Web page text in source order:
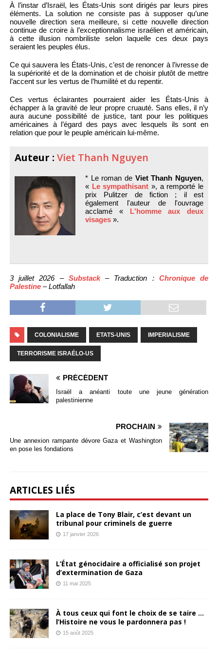
À l’instar d’Israël, les États-Unis sont dirigés par leurs pires
éléments. La solution ne consiste pas à supposer qu’une
nouvelle direction sera meilleure, si cette nouvelle direction
continue de croire à l’exceptionnalisme israélien et américain,
à cette illusion nombriliste selon laquelle ces deux pays
seraient les peuples élus.
Ce qui sauvera les États-Unis, c’est de renoncer à l’ivresse de
la supériorité et de la domination et de choisir plutôt de mettre
l’accent sur les vertus de l’humilité et du repentir.
Ces vertus éclairantes pourraient aider les États-Unis à
échapper à la gravité de leur propre cruauté. Sans elles, il n’y
aura aucune possibilité de justice, tant pour les politiques
américaines à l’égard des pays avec lesquels ils sont en
relation que pour le peuple américain lui-même.
Auteur : Viet Thanh Nguyen
* Le roman de Viet Thanh Nguyen,
« Le sympathisant », a remporté le
prix Pulitzer de fiction ; il est
également l'auteur de l'ouvrage
acclamé « L'homme aux deux
visages ».
3 juillet 2026 – Substack– Traduction : Chronique de
Palestine – Lotfallah
COLONIALISME ETATS-UNIS IMPERIALISME
TERRORISME ISRAÉLO-US
PRÉCÉDENT
Israël a anéanti toute une jeune génération
palestinienne
PROCHAIN
Une annexion rampante dévore Gaza et Washington
en pose les fondations
ARTICLES LIÉS
La place de Tony Blair, c’est devant un
tribunal pour criminels de guerre
17 janvier 2026
L’État génocidaire a officialisé son projet
d’extermination de Gaza
11 mai 2025
À tous ceux qui font le choix de se taire …
l’Histoire ne vous le pardonnera pas !
15 août 2025